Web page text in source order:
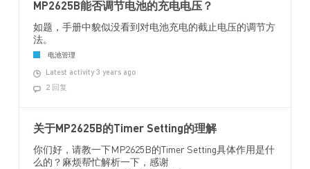
MP2625B能否调节电池的充电电压？
如题，手册中貌似没看到对电池充电的截止电压的调节方
法。
电池管理
Latest activity 3 years ago
2 回复
关于MP2625B的Timer Setting的理解
你们好，请教一下MP2625B的Timer Setting具体作用是什
么的？麻烦帮忙解析一下，感谢